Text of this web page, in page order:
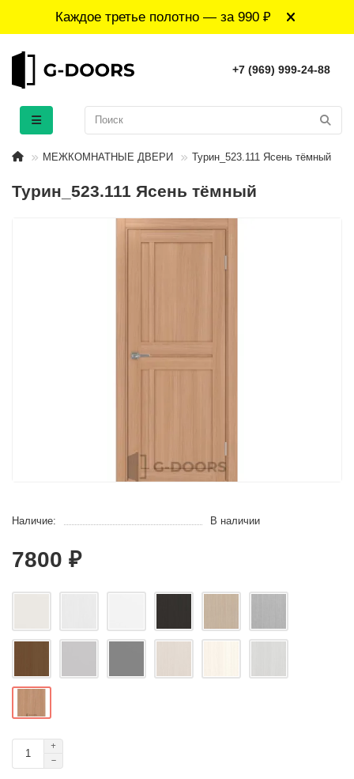
Каждое третье полотно — за 990 ₽
+7 (969) 999-24-88
МЕЖКОМНАТНЫЕ ДВЕРИ Турин_523.111 Ясень тёмный
Турин_523.111 Ясень тёмный
Наличие: В наличии
7800 ₽